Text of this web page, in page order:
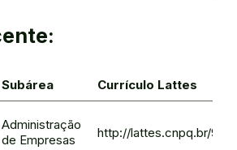
Subárea Currículo Lattes
Administração
de Empresas
http://lattes.cnpq.br/